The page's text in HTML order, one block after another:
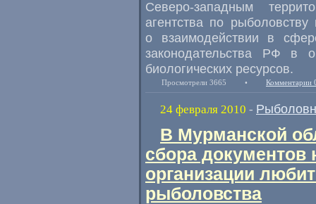
Северо-западным
агентства по
о взаимодействии в
законодательства РФ в
биологических ресурсов.
Просмотрели 3665 • Комментарии
24 февраля 2010 -
В Мурманской
сбора документов
организации
рыболовства